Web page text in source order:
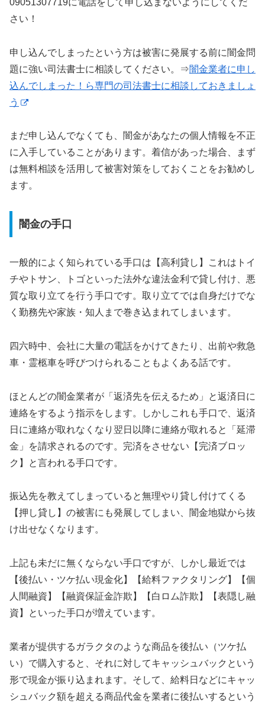
さい！
申し込んでしまったという方は被害に発展する前に闇金問
題に強い司法書士に相談してください。⇒闇金業者に申し
込んでしまった！ら専門の司法書士に相談しておきましょ
う
まだ申し込んでなくても、闇金があなたの個人情報を不正
に入手していることがあります。着信があった場合、まず
は無料相談を活用して被害対策をしておくことをお勧めし
ます。
闇金の手口
一般的によく知られている手口は【高利貸し】これはトイ
チやトサン、トゴといった法外な違法金利で貸し付け、悪
質な取り立てを行う手口です。取り立てでは自身だけでな
く勤務先や家族・知人まで巻き込まれてしまいます。
四六時中、会社に大量の電話をかけてきたり、出前や救急
車・霊柩車を呼びつけられることもよくある話です。
ほとんどの闇金業者が「返済先を伝えるため」と返済日に
連絡をするよう指示をします。しかしこれも手口で、返済
日に連絡が取れなくなり翌日以降に連絡が取れると「延滞
金」を請求されるのです。完済をさせない【完済ブロッ
ク】と言われる手口です。
振込先を教えてしまっていると無理やり貸し付けてくる
【押し貸し】の被害にも発展してしまい、闇金地獄から抜
け出せなくなります。
上記も未だに無くならない手口ですが、しかし最近では
【後払い・ツケ払い現金化】【給料ファクタリング】【個
人間融資】【融資保証金詐欺】【白ロム詐欺】【表隠し融
資】といった手口が増えています。
業者が提供するガラクタのような商品を後払い（ツケ払
い）で購入すると、それに対してキャッシュバックという
形で現金が振り込まれます。そして、給料日などにキャッ
シュバック額を超える商品代金を業者に後払いするという